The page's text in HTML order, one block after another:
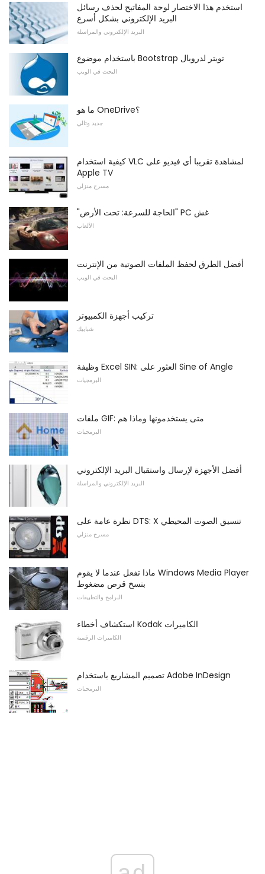
استخدم هذا الاختصار لوحة المفاتيح لحذف رسائل
البريد الإلكتروني بشكل أسرع
البريد الإلكتروني والمراسلة
باستخدام موضوع Bootstrap تويتر لدروبال
البحث في الويب
ما هو OneDrive؟
جديد وتالي
كيفية استخدام VLC لمشاهدة تقريبا أي فيديو على
Apple TV
مسرح منزلي
"الحاجة للسرعة: تحت الأرض" PC غش
الألعاب
أفضل الطرق لحفظ الملفات الصوتية من الإنترنت
البحث في الويب
تركيب أجهزة الكمبيوتر
شبابيك
وظيفة Excel SIN: العثور على Sine of Angle
البرمجيات
ملفات GIF: متى يستخدمونها وماذا هم
البرمجيات
أفضل الأجهزة لإرسال واستقبال البريد الإلكتروني
البريد الإلكتروني والمراسلة
نظرة عامة على DTS: X تنسيق الصوت المحيطي
مسرح منزلي
ماذا تفعل عندما لا يقوم Windows Media Player
بنسخ قرص مضغوط
البرامج والتطبيقات
استكشاف أخطاء Kodak الكاميرات
الكاميرات الرقمية
تصميم المشاريع باستخدام Adobe InDesign
البرمجيات